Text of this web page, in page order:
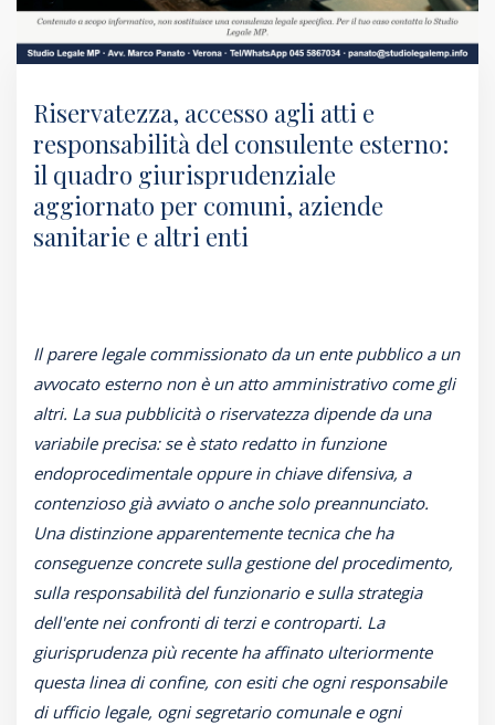
Riservatezza, accesso agli atti e
responsabilità del consulente esterno:
il quadro giurisprudenziale
aggiornato per comuni, aziende
sanitarie e altri enti
Il parere legale commissionato da un ente pubblico a un
avvocato esterno non è un atto amministrativo come gli
altri. La sua pubblicità o riservatezza dipende da una
variabile precisa: se è stato redatto in funzione
endoprocedimentale oppure in chiave difensiva, a
contenzioso già avviato o anche solo preannunciato.
Una distinzione apparentemente tecnica che ha
conseguenze concrete sulla gestione del procedimento,
sulla responsabilità del funzionario e sulla strategia
dell'ente nei confronti di terzi e controparti. La
giurisprudenza più recente ha affinato ulteriormente
questa linea di confine, con esiti che ogni responsabile
di ufficio legale, ogni segretario comunale e ogni